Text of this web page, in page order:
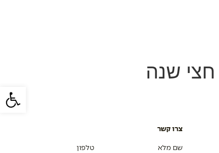
פתח
שנה
צרו קשר
שם מלא טלפון